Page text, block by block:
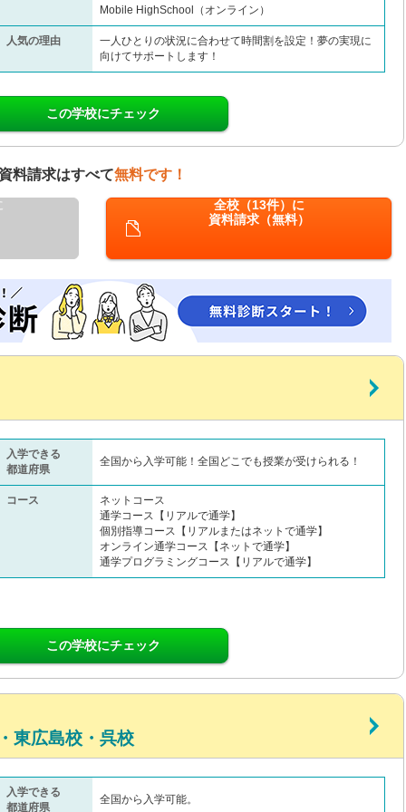
Mobile HighSchool（オンライン）
人気の理由
一人ひとりの状況に合わせて時間割を設定！夢の実現に
向けてサポートします！
この学校にチェック
料請求はすべて無料です！
全校（13件）に
資料請求（無料）
入学できる
都道府県
全国から入学可能！全国どこでも授業が受けられる！
コース
ネットコース
通学コース【リアルで通学】
個別指導コース【リアルまたはネットで通学】
オンライン通学コース【ネットで通学】
通学プログラミングコース【リアルで通学】
この学校にチェック
東広島校・呉校
入学できる
都道府県
全国から入学可能。